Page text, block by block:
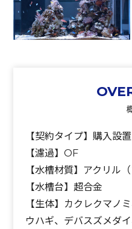
【契約タイプ】購入設
【濾過】OF
【水槽材質】アクリル
【水槽台】超合金
【生体】カクレクマノ
ウハギ、デバスズメダ